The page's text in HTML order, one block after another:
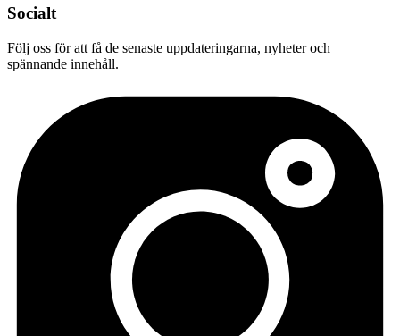
Socialt
Följ oss för att få de senaste uppdateringarna, nyheter och
spännande innehåll.